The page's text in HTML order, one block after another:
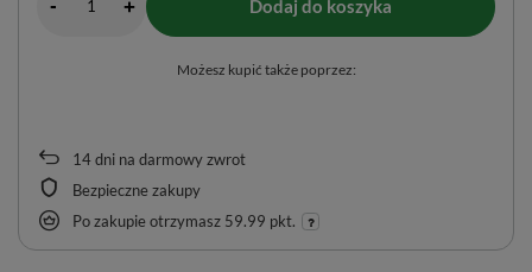
14dni na darmowy zwrot
Bezpieczne zakupy
Po zakupie otrzymasz 59.99 pkt.
- + Dodaj do koszyka
Możesz kupić także poprzez: